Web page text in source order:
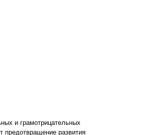
и грамотрицательных
предотвращение развития